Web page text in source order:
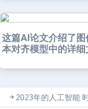
这篇AI论文介绍了
本对齐模型中的详细
2023年的人工智能